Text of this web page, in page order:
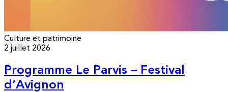
Culture et patrimoine
2 juillet 2026
Programme Le Parvis – Festival
d’Avignon